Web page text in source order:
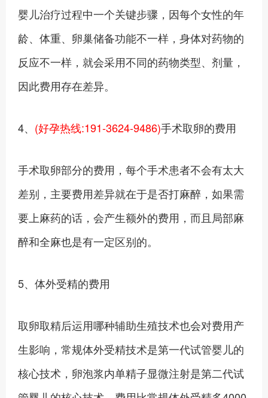
婴儿治疗过程中一个关键步骤，因每个女性的年
龄、体重、卵巢储备功能不一样，身体对药物的
反应不一样，就会采用不同的药物类型、剂量，
因此费用存在差异。
4、 (好孕热线:191-3624-9486)手术取卵的费用
手术取卵部分的费用，每个手术患者不会有太大
差别，主要费用差异就在于是否打麻醉，如果需
要上麻药的话，会产生额外的费用，而且局部麻
醉和全麻也是有一定区别的。
5、体外受精的费用
取卵取精后运用哪种辅助生殖技术也会对费用产
生影响，常规体外受精技术是第一代试管婴儿的
核心技术，卵泡浆内单精子显微注射是第二代试